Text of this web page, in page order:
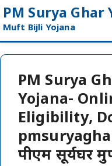
Skip
to
content
PM Surya Ghar
Muft Bijli Yojana
PM Surya
Yojana-
Eligibility,
पीएम सूर्यघर